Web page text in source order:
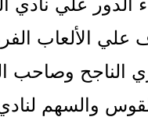
الدور علي نادي
الألعاب
الناجح وصاحب
والسهم